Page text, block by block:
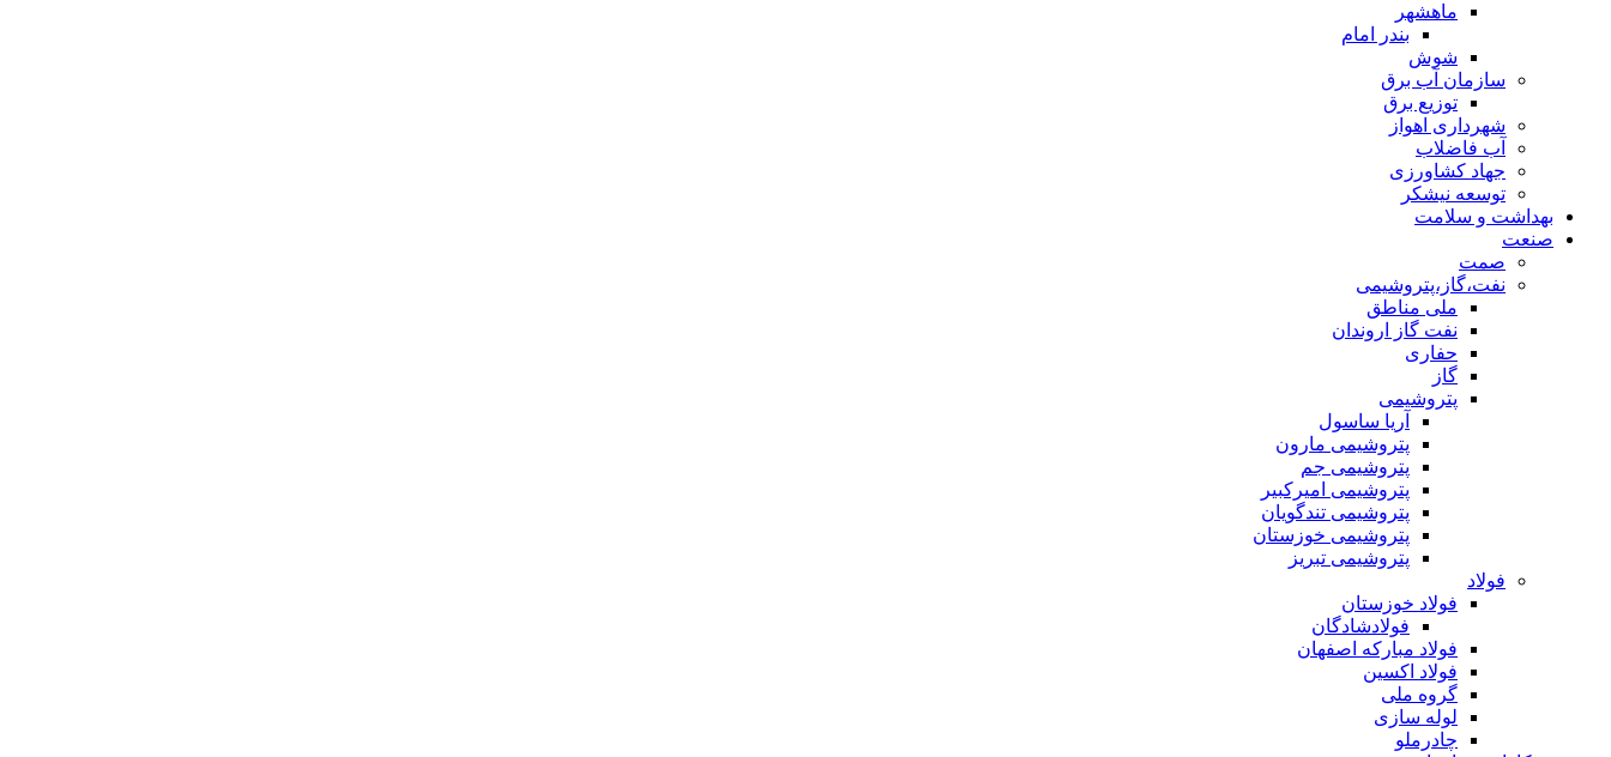
ماهشهر
بندر امام
شوش
سازمان آب برق
توزیع برق
شهرداری اهواز
آب فاضلاب
جهاد کشاورزی
توسعه نیشکر
بهداشت و سلامت
صنعت
صمت
نفت،گاز،پتروشیمی
ملی مناطق
نفت گاز اروندان
حفاری
گاز
پتروشیمی
آریا ساسول
پتروشیمی مارون
پتروشیمی جم
پتروشیمی امیرکبیر
پتروشیمی تندگویان
پتروشیمی خوزستان
پتروشیمی تبریز
فولاد
فولاد خوزستان
فولادشادگان
فولاد مبارکه اصفهان
فولاد اکسین
گروه ملی
لوله سازی
چادرملو